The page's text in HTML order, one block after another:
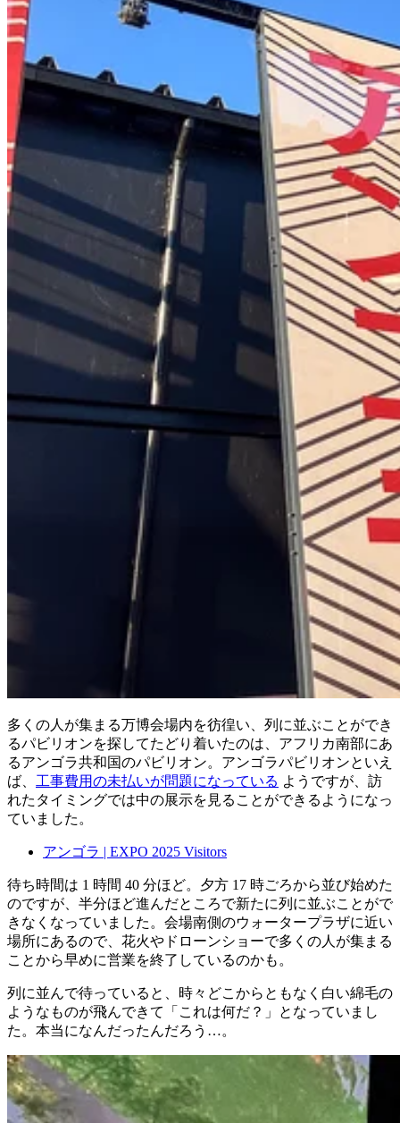
多くの人が集まる万博会場内を彷徨い、列に並ぶことができ
るパビリオンを探してたどり着いたのは、アフリカ南部にあ
るアンゴラ共和国のパビリオン。アンゴラパビリオンといえ
ば、 工事費用の未払いが問題になっている ようですが、訪
れたタイミングでは中の展示を見ることができるようになっ
ていました。
アンゴラ | EXPO 2025 Visitors
待ち時間は 1 時間 40 分ほど。夕方 17 時ごろから並び始めた
のですが、半分ほど進んだところで新たに列に並ぶことがで
きなくなっていました。会場南側のウォータープラザに近い
場所にあるので、花火やドローンショーで多くの人が集まる
ことから早めに営業を終了しているのかも。
列に並んで待っていると、時々どこからともなく白い綿毛の
ようなものが飛んできて「これは何だ？」となっていまし
た。本当になんだったんだろう…。